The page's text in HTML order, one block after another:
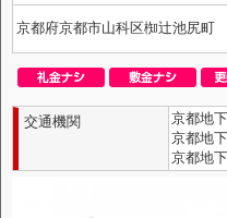
京都府京都市山科区椥辻池尻町
交通機関
京都地
京都地
京都地